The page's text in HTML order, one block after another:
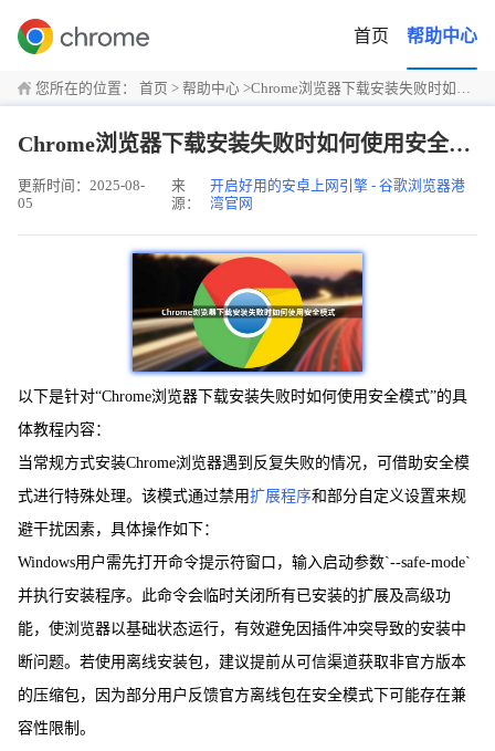
首页 帮助中心
您所在的位置： 首页 > 帮助中心 >Chrome浏览器下载安装失败时如何使用安全模式
Chrome浏览器下载安装失败时如何使用安全模式
更新时间：2025-08-
05
来
源：
开启好用的安卓上网引擎 - 谷歌浏览器港
湾官网
以下是针对“Chrome浏览器下载安装失败时如何使用安全模式”的具
体教程内容：
当常规方式安装Chrome浏览器遇到反复失败的情况，可借助安全模
式进行特殊处理。该模式通过禁用扩展程序和部分自定义设置来规
避干扰因素，具体操作如下：
Windows用户需先打开命令提示符窗口，输入启动参数`--safe-mode`
并执行安装程序。此命令会临时关闭所有已安装的扩展及高级功
能，使浏览器以基础状态运行，有效避免因插件冲突导致的安装中
断问题。若使用离线安装包，建议提前从可信渠道获取非官方版本
的压缩包，因为部分用户反馈官方离线包在安全模式下可能存在兼
容性限制。